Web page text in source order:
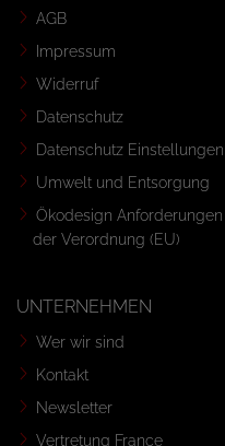
AGB
Impressum
Widerruf
Datenschutz
Datenschutz Einstellungen
Umwelt und Entsorgung
Ökodesign Anforderungen
der Verordnung (EU)
UNTERNEHMEN
Wer wir sind
Kontakt
Newsletter
Vertretung France